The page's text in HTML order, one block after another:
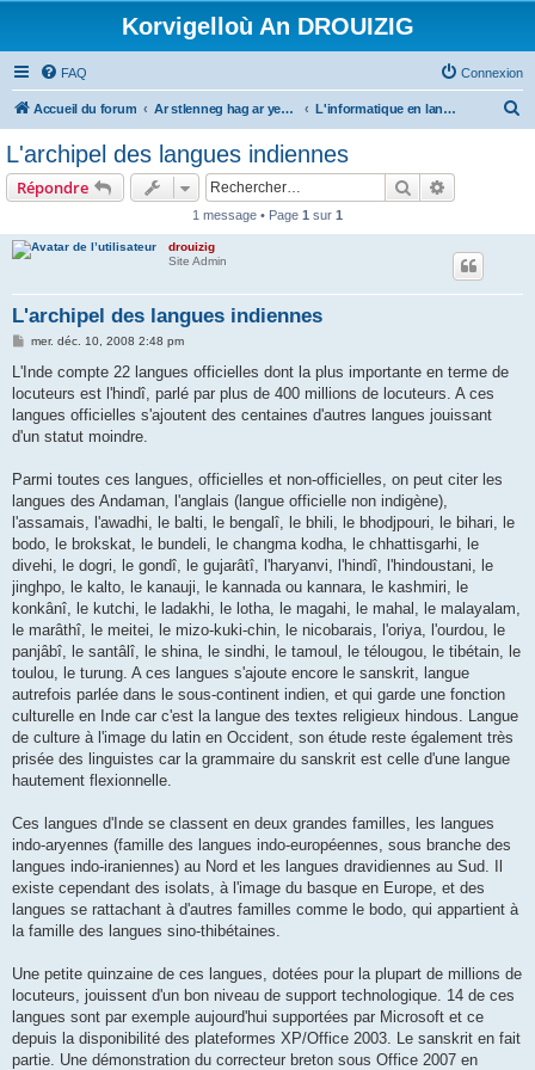
Korvigelloù An DROUIZIG
FAQ Connexion
Accueil du forum Ar stlenneg hag ar yezhoù bihan er bed a-bezh L'informatique en langues régionales et minoritaires
L'archipel des langues indiennes
Répondre Rechercher
1 message • Page 1 sur 1
drouizig
Site Admin
L'archipel des langues indiennes
M
s
a
g
mer. déc. 10, 2008 2:48 pm
L'Inde compte 22 langues officielles dont la plus importante en terme de
locuteurs est l'hindî, parlé par plus de 400 millions de locuteurs. A ces
langues officielles s'ajoutent des centaines d'autres langues jouissant
d'un statut moindre.
Parmi toutes ces langues, officielles et non-officielles, on peut citer les
langues des Andaman, l'anglais (langue officielle non indigène),
l'assamais, l'awadhi, le balti, le bengalî, le bhili, le bhodjpouri, le bihari, le
bodo, le brokskat, le bundeli, le changma kodha, le chhattisgarhi, le
divehi, le dogri, le gondî, le gujarâtî, l'haryanvi, l'hindî, l'hindoustani, le
jinghpo, le kalto, le kanauji, le kannada ou kannara, le kashmiri, le
konkânî, le kutchi, le ladakhi, le lotha, le magahi, le mahal, le malayalam,
le marâthî, le meitei, le mizo-kuki-chin, le nicobarais, l'oriya, l'ourdou, le
panjâbî, le santâlî, le shina, le sindhi, le tamoul, le télougou, le tibétain, le
toulou, le turung. A ces langues s'ajoute encore le sanskrit, langue
autrefois parlée dans le sous-continent indien, et qui garde une fonction
culturelle en Inde car c'est la langue des textes religieux hindous. Langue
de culture à l'image du latin en Occident, son étude reste également très
prisée des linguistes car la grammaire du sanskrit est celle d'une langue
hautement flexionnelle.
Ces langues d'Inde se classent en deux grandes familles, les langues
indo-aryennes (famille des langues indo-européennes, sous branche des
langues indo-iraniennes) au Nord et les langues dravidiennes au Sud. Il
existe cependant des isolats, à l'image du basque en Europe, et des
langues se rattachant à d'autres familles comme le bodo, qui appartient à
la famille des langues sino-thibétaines.
Une petite quinzaine de ces langues, dotées pour la plupart de millions de
locuteurs, jouissent d'un bon niveau de support technologique. 14 de ces
langues sont par exemple aujourd'hui supportées par Microsoft et ce
depuis la disponibilité des plateformes XP/Office 2003. Le sanskrit en fait
partie. Une démonstration du correcteur breton sous Office 2007 en